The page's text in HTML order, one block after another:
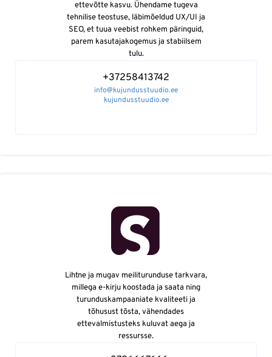
ettevõtte kasvu. Ühendame tugeva
tehnilise teostuse, läbimõeldud UX/UI ja
SEO, et tuua veebist rohkem päringuid,
parem kasutajakogemus ja stabiilsem
tulu.
+37258413742
info@kujundusstuudio.ee
kujundusstuudio.ee
Lihtne ja mugav meiliturunduse tarkvara,
millega e-kirju koostada ja saata ning
turunduskampaaniate kvaliteeti ja
tõhusust tõsta, vähendades
ettevalmistusteks kuluvat aega ja
ressursse.